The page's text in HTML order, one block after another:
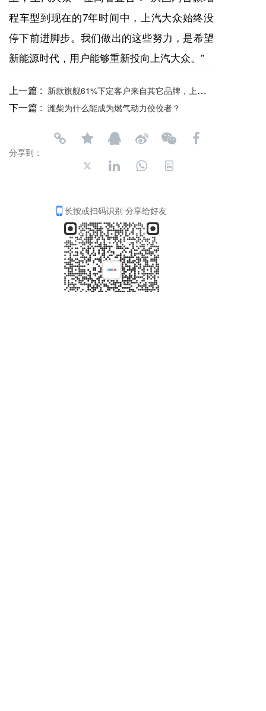
程车型到现在的7年时间中，上汽大众始终没
停下前进脚步。我们做出的这些努力，是希望
新能源时代，用户能够重新投向上汽大众。”
上一篇 : 新款旗舰61%下定客户来自其它品牌，上汽大众正式与新势力决战
下一篇 : 潍柴为什么能成为燃气动力佼佼者？
分享到：
长按或扫码识别 分享给好友